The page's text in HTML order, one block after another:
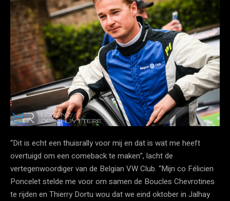
“Dit is echt een thuisrally voor mij en dat is wat me heeft
overtuigd om een comeback te maken”, lacht de
vertegenwoordiger van de Belgian VW Club. “Mijn co Félicien
Poncelet stelde me voor om samen de Boucles Chevrotines
te rijden en Thierry Dortu wou dat we eind oktober in Jalhay